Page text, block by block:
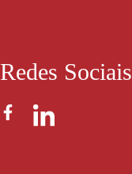
Redes Sociais